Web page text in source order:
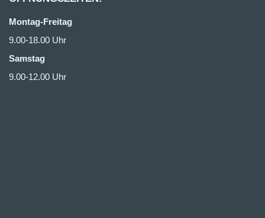
Montag-Freitag
9.00-18.00 Uhr
Samstag
9.00-12.00 Uhr